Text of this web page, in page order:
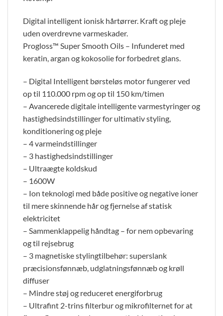
Digital intelligent ionisk hårtørrer. Kraft og pleje
uden overdrevne varmeskader.
Progloss™ Super Smooth Oils – Infunderet med
keratin, argan og kokosolie for forbedret glans.
– Digital Intelligent børsteløs motor fungerer ved
op til 110.000 rpm og op til 150 km/timen
– Avancerede digitale intelligente varmestyringer og
hastighedsindstillinger for ultimativ styling,
konditionering og pleje
– 4 varmeindstillinger
– 3 hastighedsindstillinger
– Ultraægte koldskud
– 1600W
– Ion teknologi med både positive og negative ioner
til mere skinnende hår og fjernelse af statisk
elektricitet
– Sammenklappelig håndtag – for nem opbevaring
og til rejsebrug
– 3 magnetiske stylingtilbehør: superslank
præcisionsfønnæb, udglatningsfønnæb og krøll
diffuser
– Mindre støj og reduceret energiforbrug
– Ultrafint 2-trins filterbur og mikrofilternet for at